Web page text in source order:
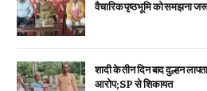
वैचारिक पृष्ठभूमि को समझना
शादी के तीन दिन बाद दुल्हन
आरोप; SP से शिकायत